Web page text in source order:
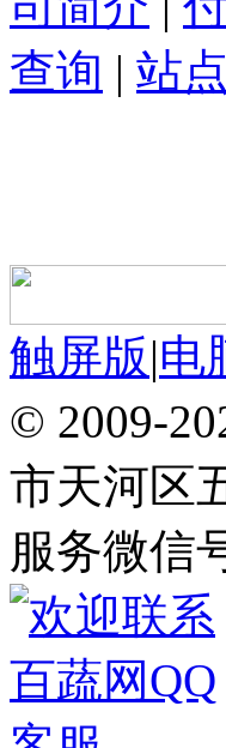
查询 | 站
触屏版|电
© 2009-
市天河区
服务微信